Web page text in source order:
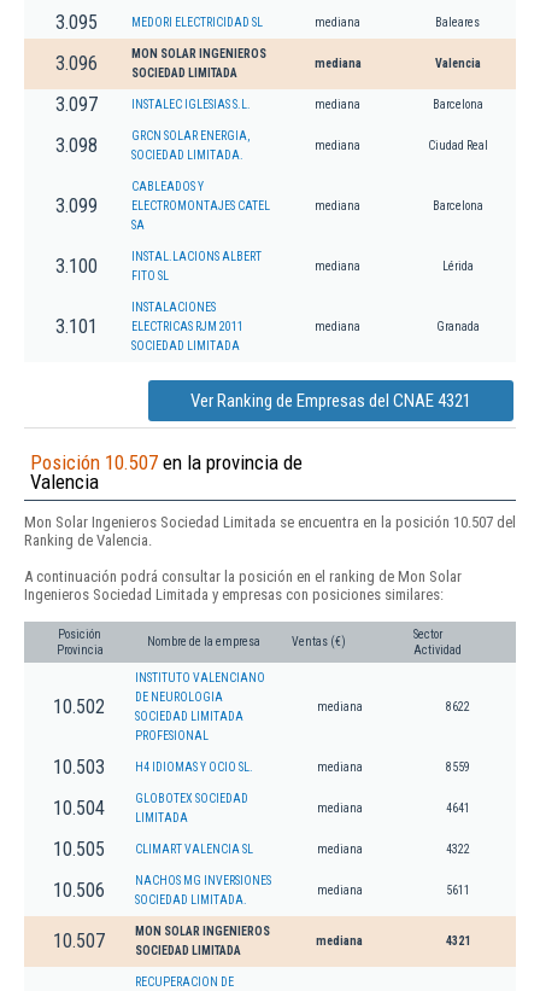
3.095 MEDORI ELECTRICIDAD SL mediana Baleares
3.096
MON SOLAR INGENIEROS
SOCIEDAD LIMITADA
mediana Valencia
3.097 INSTALEC IGLESIAS S.L. mediana Barcelona
3.098
GRCN SOLAR ENERGIA,
SOCIEDAD LIMITADA.
mediana Ciudad Real
3.099
CABLEADOS Y
ELECTROMONTAJES CATEL
SA
mediana Barcelona
3.100
INSTAL.LACIONS ALBERT
FITO SL
mediana Lérida
3.101
INSTALACIONES
ELECTRICAS RJM 2011
SOCIEDAD LIMITADA
mediana Granada
Ver Ranking de Empresas del CNAE 4321
Posición 10.507 en la provincia de
Valencia
Mon Solar Ingenieros Sociedad Limitada se encuentra en la posición 10.507 del
Ranking de Valencia.
A continuación podrá consultar la posición en el ranking de Mon Solar
Ingenieros Sociedad Limitada y empresas con posiciones similares:
Posición
Provincia
Nombre de la empresa Ventas (€)
Sector
Actividad
10.502
INSTITUTO VALENCIANO
DE NEUROLOGIA
SOCIEDAD LIMITADA
PROFESIONAL
mediana 8622
10.503 H4 IDIOMAS Y OCIO SL. mediana 8559
10.504
GLOBOTEX SOCIEDAD
LIMITADA
mediana 4641
10.505 CLIMART VALENCIA SL mediana 4322
10.506
NACHOS MG INVERSIONES
SOCIEDAD LIMITADA.
mediana 5611
10.507
MON SOLAR INGENIEROS
SOCIEDAD LIMITADA
mediana 4321
RECUPERACION DE